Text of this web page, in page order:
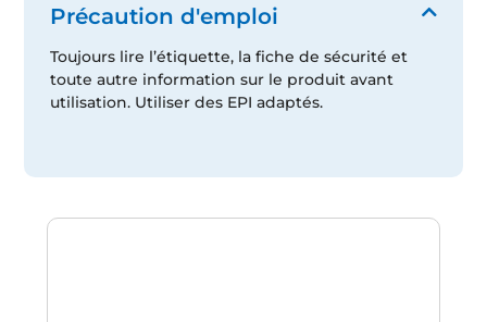
Précaution d'emploi
Toujours lire l’étiquette, la fiche de sécurité et
toute autre information sur le produit avant
utilisation. Utiliser des EPI adaptés.